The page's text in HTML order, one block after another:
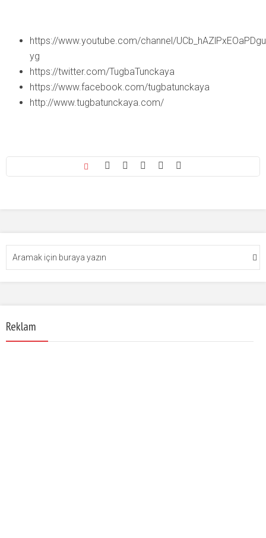
https://www.youtube.com/channel/
yg
https://twitter.com/TugbaTunckaya
https://www.facebook.com/tugbatunckaya
http://www.tugbatunckaya.com/
Reklam